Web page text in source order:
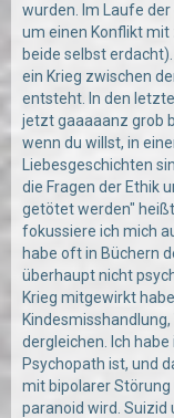
wurden. Im Laufe
um einen Konflikt
beide selbst
ein Krieg zwischen
entsteht. In den
jetzt gaaaaanz grob
wenn du willst, in
Liebesgeschichten
die Fragen der Ethik
getötet werden"
fokussiere ich mich
habe oft in Büchern
überhaupt nicht
Krieg mitgewirkt
dergleichen. Ich
Psychopath ist, und
mit bipolarer Störung
paranoid wird. Suizid